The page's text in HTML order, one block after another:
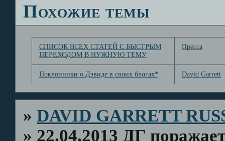
Похожие темы
СПИСОК ВСЕХ СТАТЕЙ С БЫСТРЫМ
ПЕРЕХОДОМ В НУЖНУЮ ТЕМУ
Пресса
Поклонники о Дэвиде в своих блогах* David Garrett
»DAVID GARRETT
» 22.04.2013 ДГ